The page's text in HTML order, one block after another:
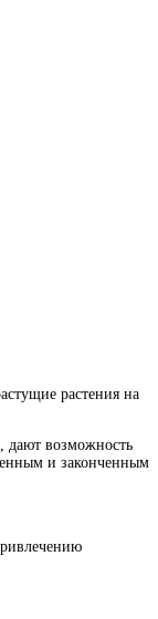
растения на
дают возможность
и законченным